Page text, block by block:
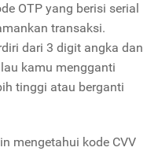
OTP yang berisi serial
transaksi.
dari 3 digit angka dan
kamu mengganti
tinggi atau berganti
mengetahui kode CVV